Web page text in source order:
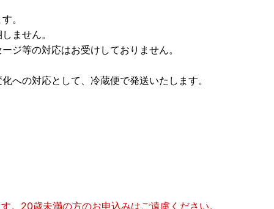
。
ません。
ジ等の対応はお受けしておりません。
への対応として、冷蔵便で発送いたします。
。20歳未満の方のお申込みはご遠慮ください。